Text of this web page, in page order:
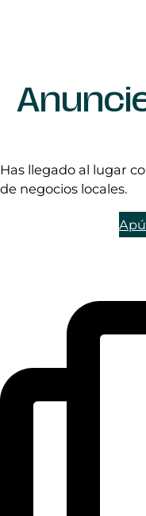
Has llegado al lugar
de negocios locales.